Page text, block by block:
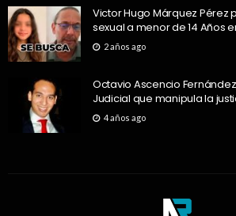
Victor Hugo Márquez Pérez
sexual a menor de 14 Años
2 años ago
Octavio Ascencio
Judicial que manipula la
4 años ago